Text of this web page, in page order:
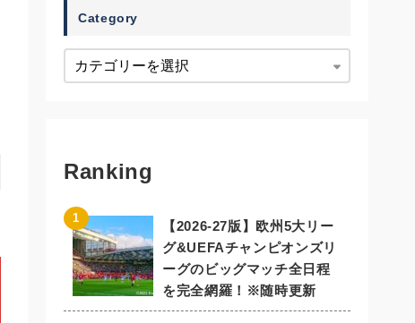
Category
Ranking
【2026-27版】欧州5大リー
グ&UEFAチャンピオンズリ
ーグのビッグマッチ全日程
を完全網羅！※随時更新